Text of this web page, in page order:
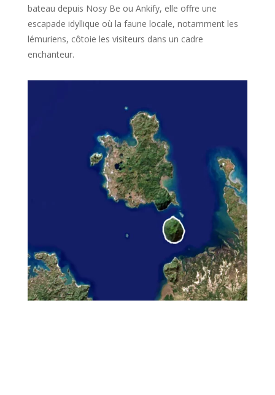
bateau depuis Nosy Be ou Ankify, elle offre une
escapade idyllique où la faune locale, notamment les
lémuriens, côtoie les visiteurs dans un cadre
enchanteur.